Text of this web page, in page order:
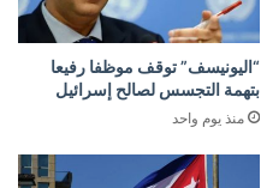
“اليونيسف” توقف موظفا رفيعا
بتهمة التجسس لصالح إسرائيل
منذ يوم واحد